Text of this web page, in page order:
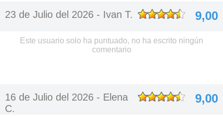
23 de Julio del 2026 - Ivan T. 9,00
Este usuario solo ha puntuado, no ha escrito ningún
comentario
16 de Julio del 2026 - Elena
C.
9,00